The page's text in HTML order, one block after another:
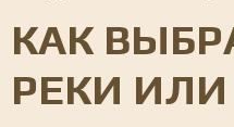
КАК
РЕКИ